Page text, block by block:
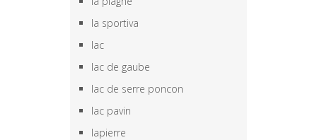
la sportiva
lac
lac de gaube
lac de serre poncon
lac pavin
lapierre